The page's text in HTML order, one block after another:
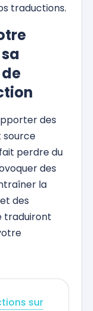
traductions.
des
source
perdre du
des
la
des
traduiront
sur